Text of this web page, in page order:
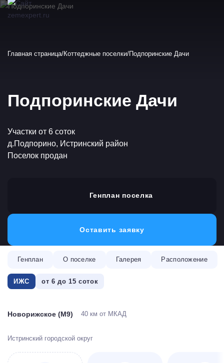
Главная страница Коттеджные поселки Подпоринские Дачи
Подпоринские Дачи
Участки от 6 соток
д.Подпорино, Истринский район
Поселок продан
Генплан поселка
Оставить заявку
Генплан О поселке Галерея Расположение
ИЖС от 6 до 15 соток
Новорижское (М9) 40 км от МКАД
Истринский городской округ